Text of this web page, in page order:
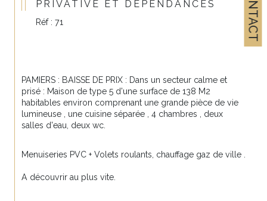
CONTACT
PRIVATIVE ET DEPENDANCES
Réf : 71
PAMIERS : BAISSE DE PRIX : Dans un secteur calme et
prisé : Maison de type 5 d'une surface de 138 M2
habitables environ comprenant une grande pièce de vie
lumineuse , une cuisine séparée , 4 chambres , deux
salles d'eau, deux wc.
Menuiseries PVC + Volets roulants, chauffage gaz de ville .
A découvrir au plus vite.